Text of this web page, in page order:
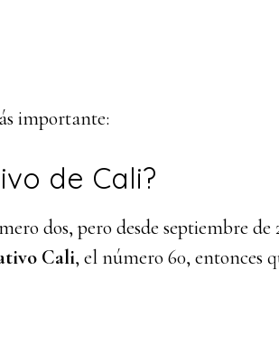
importante:
de Cali?
dos, pero desde septiembre de
Cali, el número 60, entonces